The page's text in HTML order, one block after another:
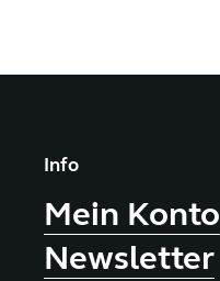
Info
Mein Konto
Newsletter